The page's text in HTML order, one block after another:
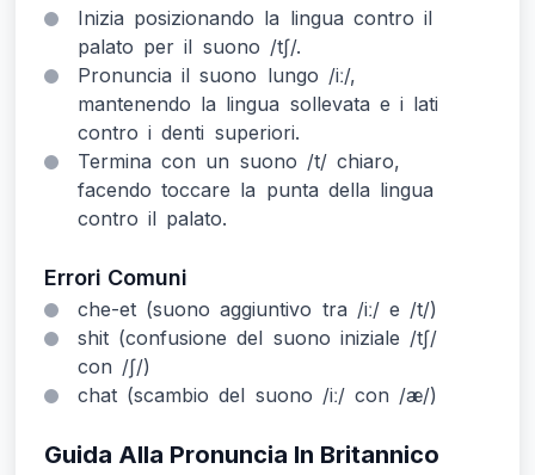
Inizia posizionando la lingua contro il
palato per il suono /tʃ/.
Pronuncia il suono lungo /iː/,
mantenendo la lingua sollevata e i lati
contro i denti superiori.
Termina con un suono /t/ chiaro,
facendo toccare la punta della lingua
contro il palato.
Errori Comuni
che-et (suono aggiuntivo tra /iː/ e /t/)
shit (confusione del suono iniziale /tʃ/
con /ʃ/)
chat (scambio del suono /iː/ con /æ/)
Guida Alla Pronuncia In Britannico